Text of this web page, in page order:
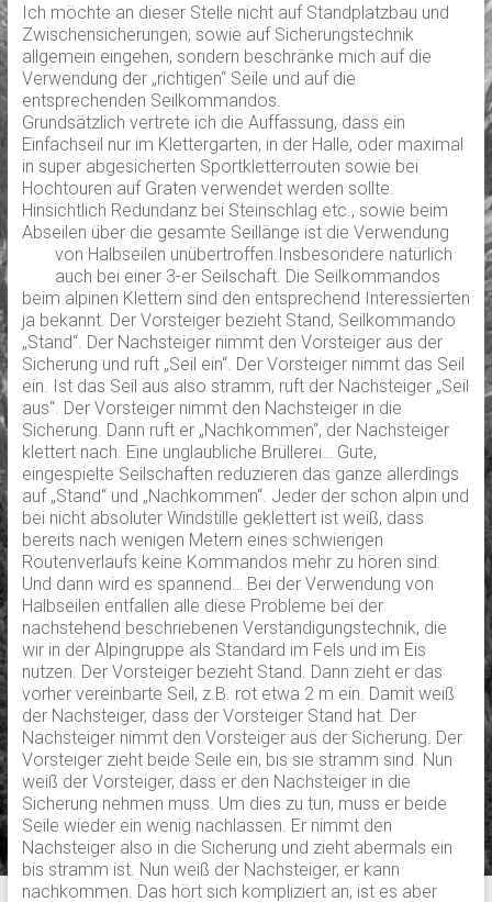
Ich möchte an dieser Stelle nicht auf Standplatzbau und
Zwischensicherungen, sowie auf Sicherungstechnik
allgemein eingehen, sondern beschränke mich auf die
Verwendung der „richtigen“ Seile und auf die
entsprechenden Seilkommandos.
Grundsätzlich vertrete ich die Auffassung, dass ein
Einfachseil nur im Klettergarten, in der Halle, oder maximal
in super abgesicherten Sportkletterrouten sowie bei
Hochtouren auf Graten verwendet werden sollte.
Hinsichtlich Redundanz bei Steinschlag etc., sowie beim
Abseilen über die gesamte Seillänge ist die Verwendung
von Halbseilen unübertroffen. Insbesondere natürlich
auch bei einer 3-er Seilschaft. Die Seilkommandos
beim alpinen Klettern sind den entsprechend Interessierten
ja bekannt. Der Vorsteiger bezieht Stand, Seilkommando
„Stand“. Der Nachsteiger nimmt den Vorsteiger aus der
Sicherung und ruft „Seil ein“. Der Vorsteiger nimmt das Seil
ein. Ist das Seil aus also stramm, ruft der Nachsteiger „Seil
aus“. Der Vorsteiger nimmt den Nachsteiger in die
Sicherung. Dann ruft er „Nachkommen“, der Nachsteiger
klettert nach. Eine unglaubliche Brüllerei… Gute,
eingespielte Seilschaften reduzieren das ganze allerdings
auf „Stand“ und „Nachkommen“. Jeder der schon alpin und
bei nicht absoluter Windstille geklettert ist weiß, dass
bereits nach wenigen Metern eines schwierigen
Routenverlaufs keine Kommandos mehr zu hören sind.
Und dann wird es spannend… Bei der Verwendung von
Halbseilen entfallen alle diese Probleme bei der
nachstehend beschriebenen Verständigungstechnik, die
wir in der Alpingruppe als Standard im Fels und im Eis
nutzen. Der Vorsteiger bezieht Stand. Dann zieht er das
vorher vereinbarte Seil, z.B. rot etwa 2 m ein. Damit weiß
der Nachsteiger, dass der Vorsteiger Stand hat. Der
Nachsteiger nimmt den Vorsteiger aus der Sicherung. Der
Vorsteiger zieht beide Seile ein, bis sie stramm sind. Nun
weiß der Vorsteiger, dass er den Nachsteiger in die
Sicherung nehmen muss. Um dies zu tun, muss er beide
Seile wieder ein wenig nachlassen. Er nimmt den
Nachsteiger also in die Sicherung und zieht abermals ein
bis stramm ist. Nun weiß der Nachsteiger, er kann
nachkommen. Das hört sich kompliziert an, ist es aber